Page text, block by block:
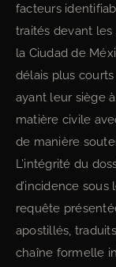
facteurs
traités devant les
la Ciudad de
délais plus
ayant leur siège
matière civile
de manière
L’intégrité du
d’incidence
requête
apostillés,
chaîne formelle